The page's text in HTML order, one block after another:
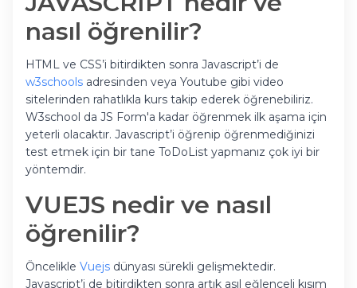
nasıl öğrenilir?
HTML ve CSS’i bitirdikten sonra Javascript’i de
w3schools adresinden veya Youtube gibi video
sitelerinden rahatlıkla kurs takip ederek öğrenebiliriz.
W3school da JS Form'a kadar öğrenmek ilk aşama için
yeterli olacaktır. Javascript’i öğrenip öğrenmediğinizi
test etmek için bir tane ToDoList yapmanız çok iyi bir
yöntemdir.
VUEJS nedir ve nasıl
öğrenilir?
Öncelikle Vuejs dünyası sürekli gelişmektedir.
Javascript’i de bitirdikten sonra artık asıl eğlenceli kısım